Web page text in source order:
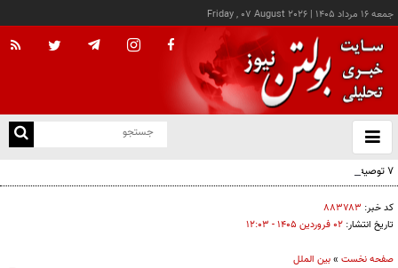
جمعه ۱۶ مرداد ۱۴۰۵ |
Friday , 07 August 2026
باز
و
۷ توصیه برای آغاز نویسندگی
کد خبر: ۸۸۳۷۸۳
تاریخ انتشار: ۰۲ فروردين ۱۴۰۵ - ۱۲:۰۳
صفحه نخست »بین الملل